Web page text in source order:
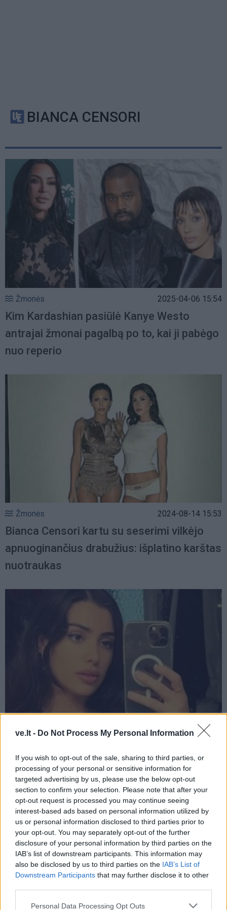
ve.lt - Do Not Process My Personal Information
If you wish to opt-out of the sale, sharing to third parties, or
processing of your personal or sensitive information for
targeted advertising by us, please use the below opt-out
section to confirm your selection. Please note that after your
opt-out request is processed you may continue seeing
interest-based ads based on personal information utilized by
us or personal information disclosed to third parties prior to
your opt-out. You may separately opt-out of the further
disclosure of your personal information by third parties on the
IAB’s list of downstream participants. This information may
also be disclosed by us to third parties on the IAB’s List of
Downstream Participants that may further disclose it to other
Personal Data Processing Opt Outs
BIANCA CENSORI
Žmonės 2025-04-06 15:54
Kim Kardashian pasiūlė Kanye Westo
antrajai žmonai pagalbą po to, kai ji pabėgo
nuo reperio
Žmonės 2024-08-14 15:53
Bianca Censori kartu su seserimi vilkėjo
apnuoginančius drabužius: išplatino karštas
nuotraukas
Žmonės 2024-06-26 10:03
kelia nerimą dėl jos svorio (1)